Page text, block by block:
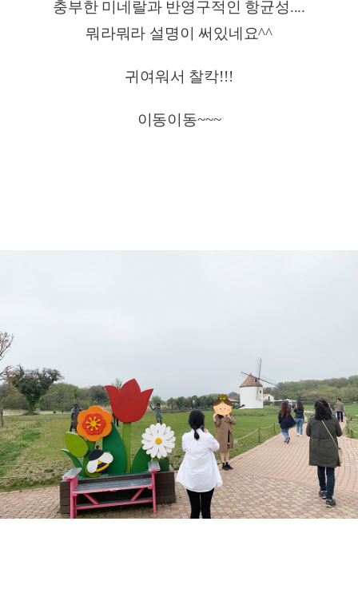
충부한 미네랄과 반영구적인 항균성....
뭐라뭐라 설명이 써있네요^^
귀여워서 찰칵!!!
이동이동~~~